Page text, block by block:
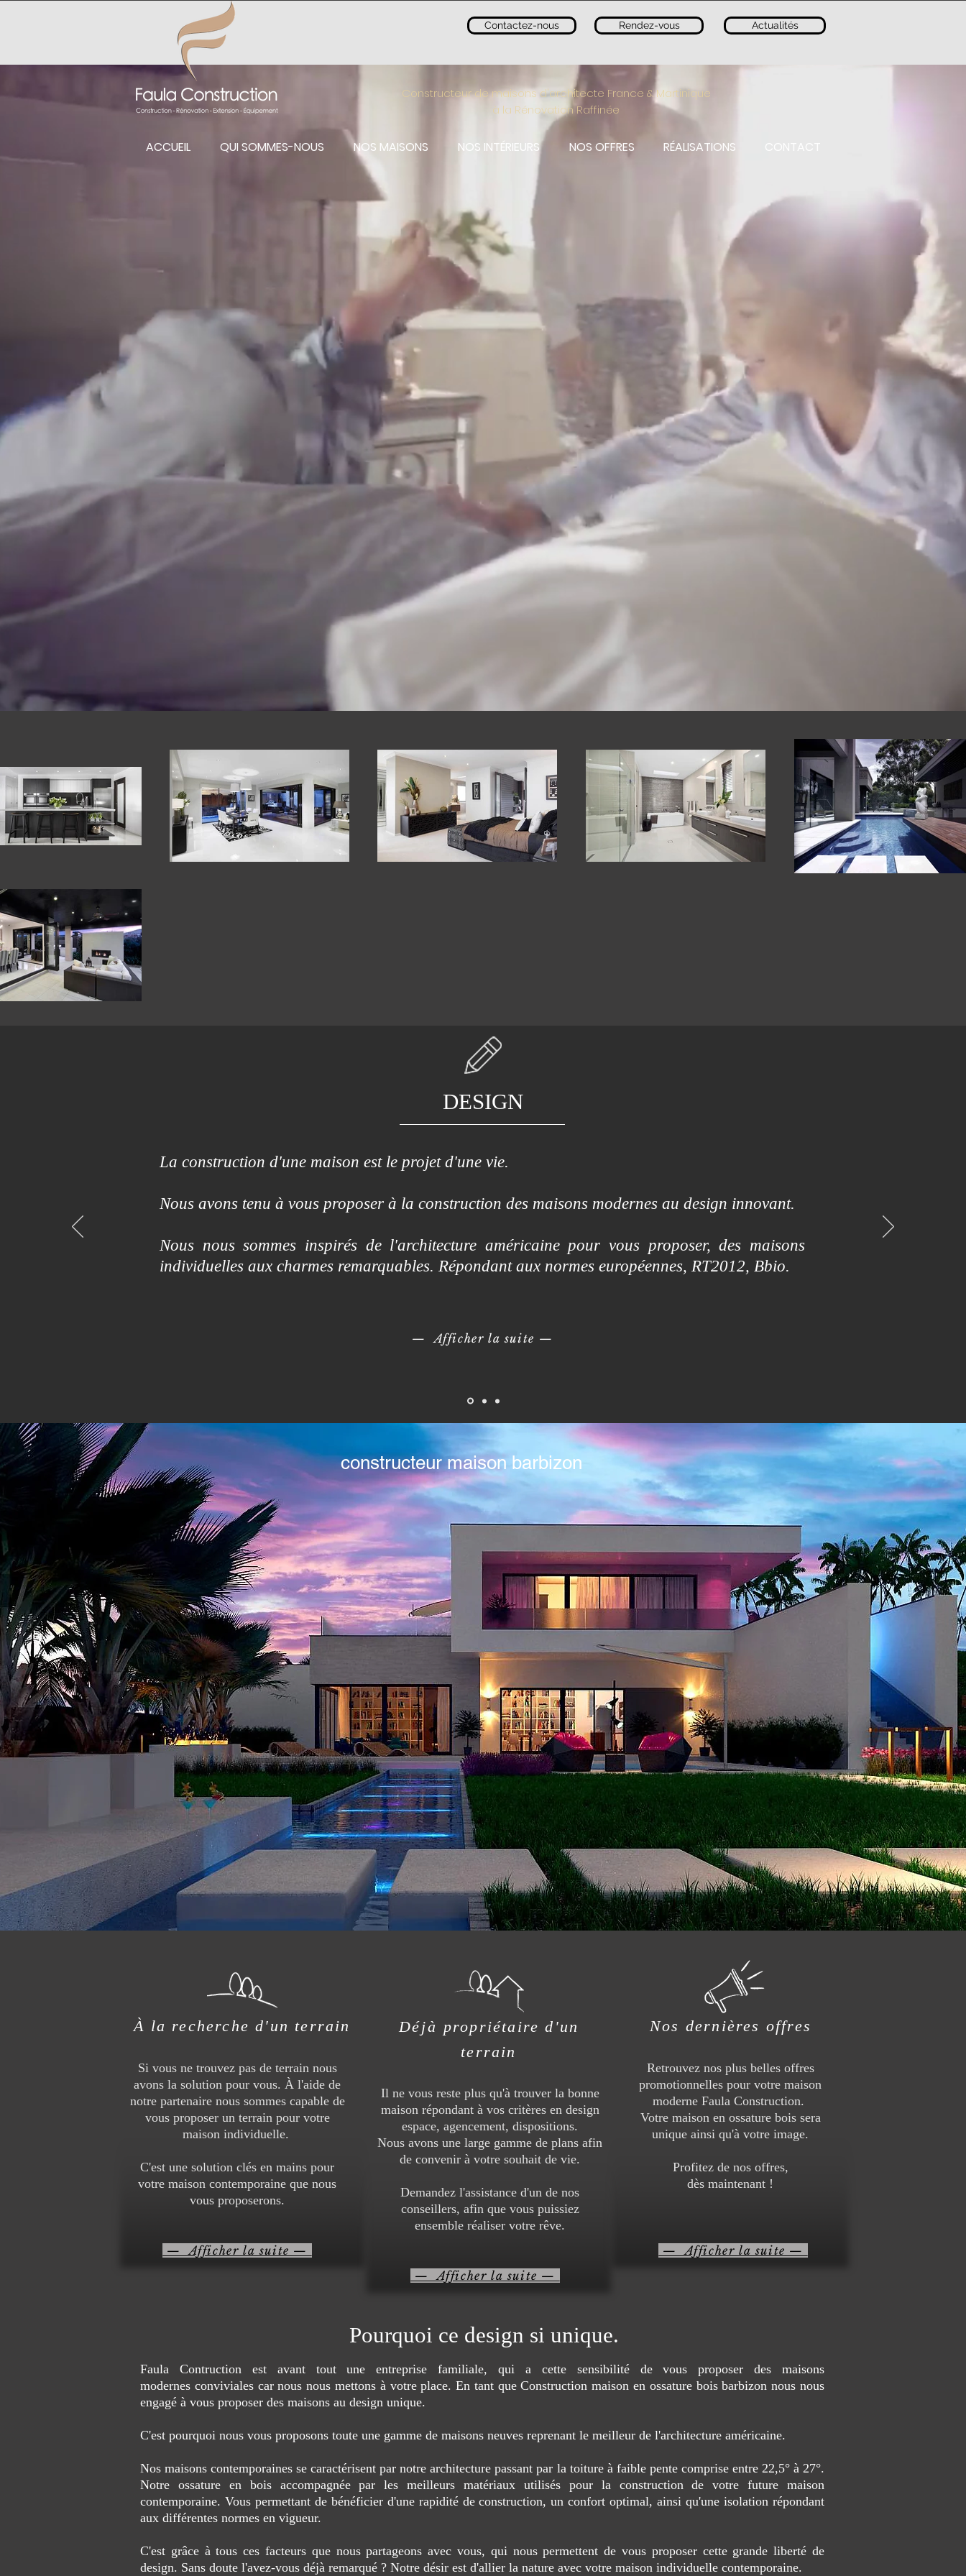
Contactez-nous Rendez-vous Actualités
Constructeur de maisons d'architecte France & Martinique
à la Rénovation Raffinée
ACCUEIL QUI SOMMES-NOUS NOS MAISONS NOS INTÉRIEURS NOS OFFRES RÉALISATIONS CONTACT
DESIGN
La construction d'une maison est le projet d'une vie.
Nous avons tenu à vous proposer à la construction des maisons modernes au design innovant.
Nous nous sommes inspirés de l'architecture américaine pour vous proposer, des maisons
individuelles aux charmes remarquables. Répondant aux normes européennes, RT2012, Bbio.
— Afficher la suite —
constructeur maison barbizon
À la recherche d'un terrain
Si vous ne trouvez pas de terrain nous
avons la solution pour vous. À l'aide de
notre partenaire nous sommes capable de
vous proposer un terrain pour votre
maison individuelle.
C'est une solution clés en mains pour
votre maison contemporaine que nous
vous proposerons.
— Afficher la suite —
Déjà propriétaire d'un
terrain
Il ne vous reste plus qu'à trouver la bonne
maison répondant à vos critères en design
espace, agencement, dispositions.
Nous avons une large gamme de plans afin
de convenir à votre souhait de vie.
Demandez l'assistance d'un de nos
conseillers, afin que vous puissiez
ensemble réaliser votre rêve.
— Afficher la suite —
Nos dernières offres
Retrouvez nos plus belles offres
promotionnelles pour votre maison
moderne Faula Construction.
Votre maison en ossature bois sera
unique ainsi qu'à votre image.
Profitez de nos offres,
dès maintenant !
— Afficher la suite —
Pourquoi ce design si unique.
Faula Contruction est avant tout une entreprise familiale, qui a cette sensibilité de vous proposer des maisons
modernes conviviales car nous nous mettons à votre place. En tant que Construction maison en ossature bois barbizon nous nous
engagé à vous proposer des maisons au design unique.
C'est pourquoi nous vous proposons toute une gamme de maisons neuves reprenant le meilleur de l'architecture américaine.
Nos maisons contemporaines se caractérisent par notre architecture passant par la toiture à faible pente comprise entre 22,5° à 27°.
Notre ossature en bois accompagnée par les meilleurs matériaux utilisés pour la construction de votre future maison
contemporaine. Vous permettant de bénéficier d'une rapidité de construction, un confort optimal, ainsi qu'une isolation répondant
aux différentes normes en vigueur.
C'est grâce à tous ces facteurs que nous partageons avec vous, qui nous permettent de vous proposer cette grande liberté de
design. Sans doute l'avez-vous déjà remarqué ? Notre désir est d'allier la nature avec votre maison individuelle contemporaine.